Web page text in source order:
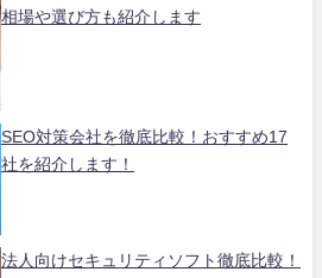
相場や選び方も紹介します
SEO対策会社を徹底比較！おすすめ17
社を紹介します！
法人向けセキュリティソフト徹底比較！